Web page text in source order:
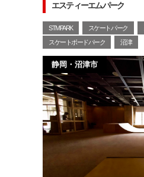
エスティーエムパーク
STMPARK スケートパーク
スケートボードパーク
沼津
静岡・沼津市